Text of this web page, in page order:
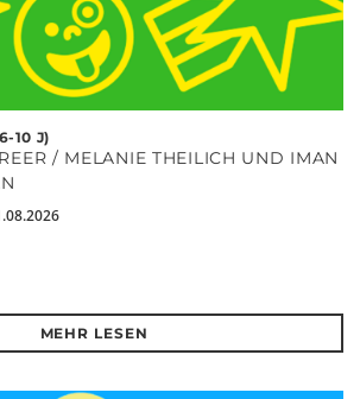
10 J)
/ MELANIE THEILICH UND IMAN
MEHR LESEN